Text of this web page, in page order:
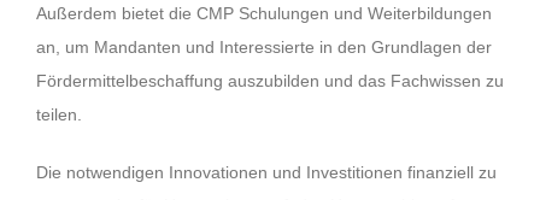
Außerdem bietet die CMP Schulungen und Weiterbildungen
an, um Mandanten und Interessierte in den Grundlagen der
Fördermittelbeschaffung auszubilden und das Fachwissen zu
teilen.
Die notwendigen Innovationen und Investitionen finanziell zu